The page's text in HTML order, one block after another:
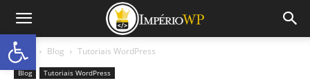
Início Blog Tutoriais WordPress
Blog Tutoriais WordPress
Abrir a barra de ferramentas